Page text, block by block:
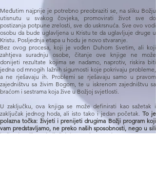
Međutim najprije je potrebno preobraziti se, na sliku Božju
utisnutu u svakog čovjeka, promovirati život sve do
postizanja potpune zrelosti, sve do uskrsnuća. Sve ovo vodi
osobu da bude uglavljena u Kristu te da uglavljuje druge u
Kristu. Posljednja etapa u hodu je novo stvaranje.
Bez ovog procesa, koji je vođen Duhom Svetim, ali koji
zahtjeva suradnju osobe, čitanje ove knjige ne može
donijeti rezultate kojima se nadamo, naprotiv, riskira biti
jedna od mnogih lažnih sigurnosti koje pokrivaju probleme,
a ne rješavaju ih. Problemi se rješavaju samo u pravom
zajedništvu sa živim Bogom, te u iskrenom zajedništvu sa
braćom i sestrama koja žive u Božjoj svjetlosti.
U zaključku, ova knjiga se može definirati kao sažetak i
zaključak jednog hoda, ali isto tako i jedan početak.To je
polazna točka: živjeti i prenijeti drugima Božji program koji
vam predstavljamo, ne preko naših sposobnosti, nego u sili
božanskog života koji djeluje u svakome od nas.